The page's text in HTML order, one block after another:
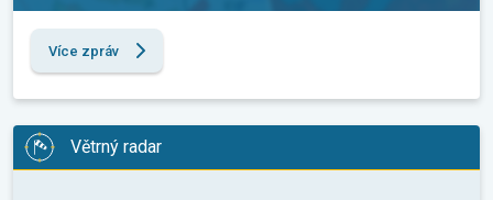
Více zpráv
Větrný radar